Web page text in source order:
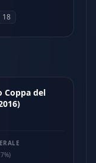
18
Coppa del